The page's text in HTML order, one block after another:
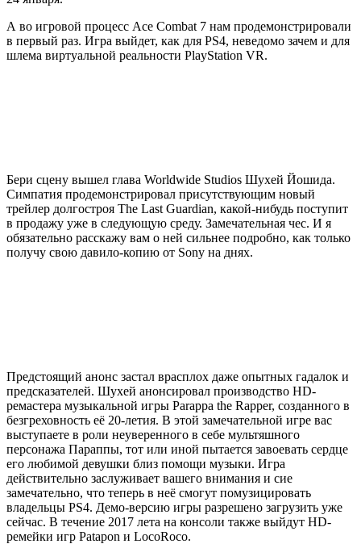
А во игровой процесс Ace Combat 7 нам продемонстрировали
в первый раз. Игра выйдет, как для PS4, неведомо зачем и для
шлема виртуальной реальности PlayStation VR.
Бери сцену вышел глава Worldwide Studios Шухей Йошида.
Симпатия продемонстрировал присутствующим новый
трейлер долгостроя The Last Guardian, какой-нибудь поступит
в продажу уже в следующую среду. Замечательная чес. И я
обязательно расскажу вам о ней сильнее подробно, как только
получу свою давило-копию от Sony на днях.
Предстоящий анонс застал врасплох даже опытных гадалок и
предсказателей. Шухей анонсировал производство HD-
ремастера музыкальной игры Parappa the Rapper, созданного в
безгреховность её 20-летия. В этой замечательной игре вас
выступаете в роли неуверенного в себе мультяшного
персонажа Параппы, тот или иной пытается завоевать сердце
его любимой девушки близ помощи музыки. Игра
действительно заслуживает вашего внимания и сие
замечательно, что теперь в неё смогут помузицировать
владельцы PS4. Демо-версию игры разрешено загрузить уже
сейчас. В течение 2017 лета на консоли также выйдут HD-
ремейки игр Patapon и LocoRoco.